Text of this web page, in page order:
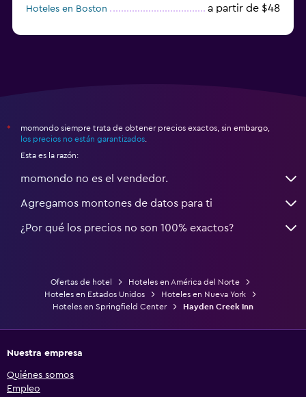
Hoteles en Boston a partir de $48
*
momondo siempre trata de obtener precios exactos, sin embargo,
los precios no están garantizados
Esta es la razón:
momondo no es el vendedor.
Agregamos montones de datos para ti
¿Por qué los precios no son 100% exactos?
Ofertas de hotel
Hoteles en América del Norte
Hoteles en Estados Unidos
Hoteles en Nueva York
Hoteles en Springfield Center
Hayden Creek Inn
Nuestra empresa
Quiénes somos
Empleo